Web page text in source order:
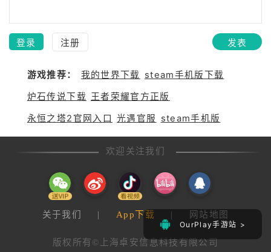
OurPlay手游站 >
登录 注册 发表
游戏推荐： 我的世界下载 steam手机版下载
炉石传说下载 王者荣耀官方正版
永恒之塔2官网入口 光遇官服 steam手机版
欢迎关注我们
关于我们 | App下载 | 网站地图
版权所有©上海卓安信息科技有限公司